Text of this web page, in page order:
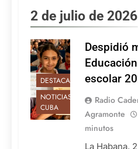
2 de julio de 2026
DESTACADAS
NOTICIAS DE
CUBA
Despidió
escolar
Radio
Agramonte
minutos
La Habana,